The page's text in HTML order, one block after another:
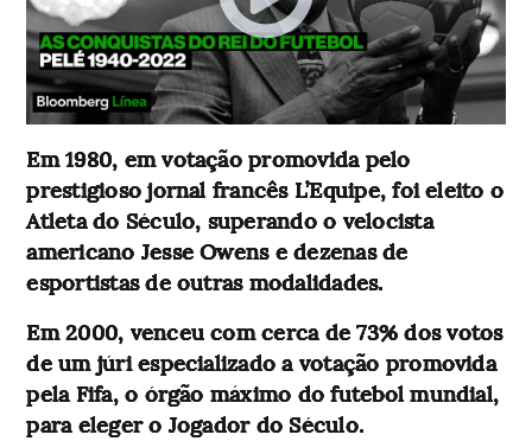
Em 1980, em votação promovida pelo
prestigioso jornal francês L’Equipe, foi eleito o
Atleta do Século, superando o velocista
americano Jesse Owens e dezenas de
esportistas de outras modalidades.
Em 2000, venceu com cerca de 73% dos votos
de um júri especializado a votação promovida
pela Fifa, o órgão máximo do futebol mundial,
para eleger o Jogador do Século.